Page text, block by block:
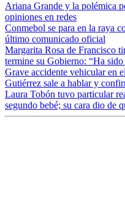
Ariana Grande y la polémica
opiniones en redes
Conmebol se para en la raya
último comunicado oficial
Margarita Rosa de Francisco
termine su Gobierno: “Ha sido
Grave accidente vehicular en
Gutiérrez sale a hablar y
Laura Tobón tuvo particular
segundo bebé; su cara dio de